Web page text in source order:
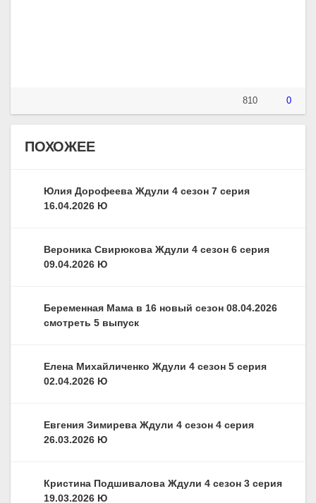
810 0
ПОХОЖЕЕ
Юлия Дорофеева Ждули 4 сезон 7 серия
16.04.2026 Ю
Вероника Свирюкова Ждули 4 сезон 6 серия
09.04.2026 Ю
Беременная Мама в 16 новый сезон 08.04.2026
смотреть 5 выпуск
Елена Михайличенко Ждули 4 сезон 5 серия
02.04.2026 Ю
Евгения Зимирева Ждули 4 сезон 4 серия
26.03.2026 Ю
Кристина Подшивалова Ждули 4 сезон 3 серия
19.03.2026 Ю